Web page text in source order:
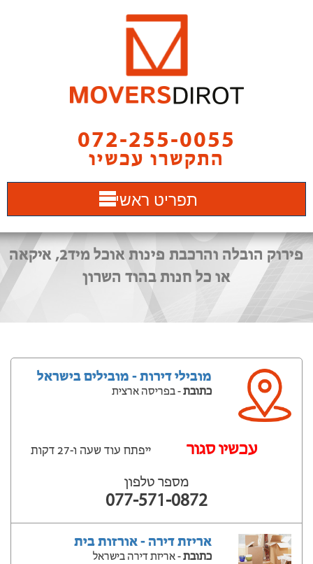
072-255-0055
התקשרו עכשיו
תפריט ראשי
פירוק הובלה והרכבת פינות אוכל מיד2, איקאה
או כל חנות בהוד השרון
מובילי דירות - מובילים בישראל
כתובת- בפריסה ארצית
‫עכשיו סגור ייפתח עוד שעה ‫ו-27 דקות
מספר טלפון
077-571-0872
אריזת דירה - אורזות בית
כתובת- אריזת דירה בישראל